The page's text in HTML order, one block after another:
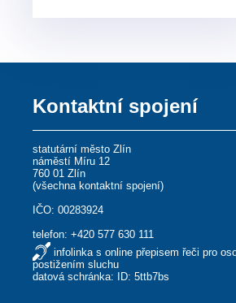
Kontaktní spojení
statutární město Zlín
náměstí Míru 12
760 01 Zlín
(všechna kontaktní spojení)
IČO: 00283924
telefon:+420 577 630 111
infolinka s online přepisem řeči pro
postižením sluchu
datová schránka: ID: 5ttb7bs